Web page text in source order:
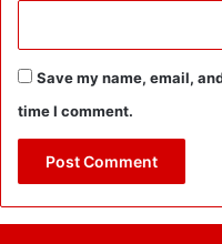
Save my name, email,
time I comment.